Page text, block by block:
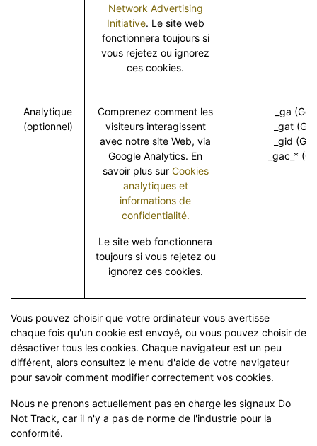
Network Advertising
Initiative. Le site web
fonctionnera toujours si
vous rejetez ou ignorez
ces cookies.
Analytique
(optionnel)
Comprenez comment les
visiteurs interagissent
avec notre site Web, via
Google Analytics. En
savoir plus sur Cookies
analytiques et
informations de
confidentialité.
Le site web fonctionnera
toujours si vous rejetez ou
ignorez ces cookies.
_ga
_gat
_gid
_gac_*
Vous pouvez choisir que votre ordinateur vous avertisse
chaque fois qu'un cookie est envoyé, ou vous pouvez choisir de
désactiver tous les cookies. Chaque navigateur est un peu
différent, alors consultez le menu d'aide de votre navigateur
pour savoir comment modifier correctement vos cookies.
Nous ne prenons actuellement pas en charge les signaux Do
Not Track, car il n'y a pas de norme de l'industrie pour la
conformité.